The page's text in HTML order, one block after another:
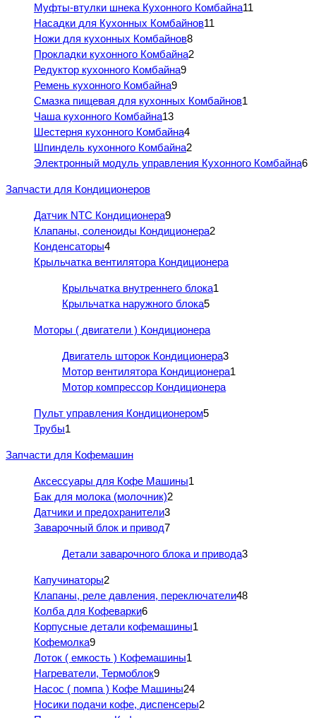
Муфты-втулки шнека Кухонного Комбайна11
Насадки для Кухонных Комбайнов11
Ножи для кухонных Комбайнов8
Прокладки кухонного Комбайна2
Редуктор кухонного Комбайна9
Ремень кухонного Комбайна9
Смазка пищевая для кухонных Комбайнов1
Чаша кухонного Комбайна13
Шестерня кухонного Комбайна4
Шпиндель кухонного Комбайна2
Электронный модуль управления Кухонного Комбайна6
Запчасти для Кондиционеров
Датчик NTC Кондиционера9
Клапаны, соленоиды Кондиционера2
Конденсаторы4
Крыльчатка вентилятора Кондиционера
Крыльчатка внутреннего блока1
Крыльчатка наружного блока5
Моторы ( двигатели ) Кондиционера
Двигатель шторок Кондиционера3
Мотор вентилятора Кондиционера1
Мотор компрессор Кондиционера
Пульт управления Кондиционером5
Трубы1
Запчасти для Кофемашин
Аксессуары для Кофе Машины1
Бак для молока (молочник)2
Датчики и предохранители3
Заварочный блок и привод7
Детали заварочного блока и привода3
Капучинаторы2
Клапаны, реле давления, переключатели48
Колба для Кофеварки6
Корпусные детали кофемашины1
Кофемолка9
Лоток ( емкость ) Кофемашины1
Нагреватели, Термоблок9
Насос ( помпа ) Кофе Машины24
Носики подачи кофе, диспенсеры2